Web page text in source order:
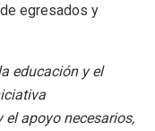
egresados y
educación y el
apoyo necesarios,